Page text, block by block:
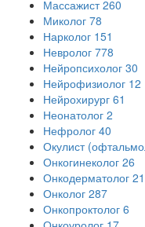
Массажист 260
Миколог 78
Нарколог 151
Невролог 778
Нейропсихолог 30
Нейрофизиолог 12
Нейрохирург 61
Неонатолог 2
Нефролог 40
Окулист
Онкогинеколог 26
Онкодерматолог 21
Онколог 287
Онкопроктолог 6